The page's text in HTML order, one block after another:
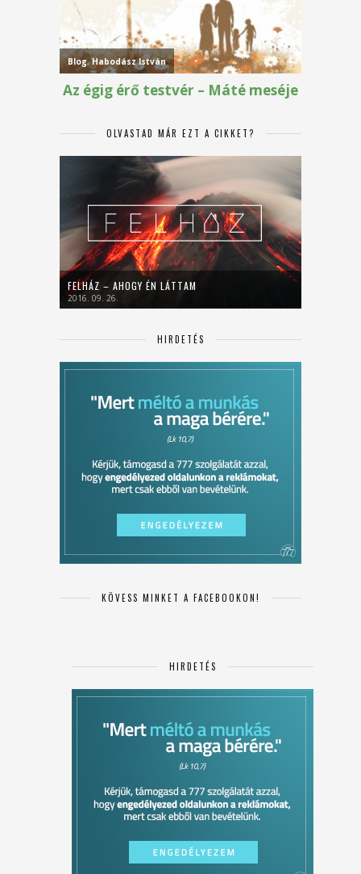
OLVASTAD MÁR EZT A CIKKET?
FELHÁZ – AHOGY ÉN LÁTTAM
2016. 09. 26.
HIRDETÉS
KÖVESS MINKET A FACEBOOKON!
HIRDETÉS